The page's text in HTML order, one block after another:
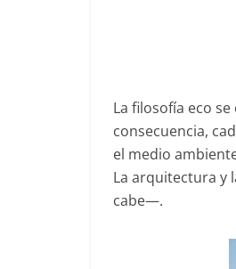
La filosofía eco
consecuencia,
el medio
La arquitectura y
cabe—.